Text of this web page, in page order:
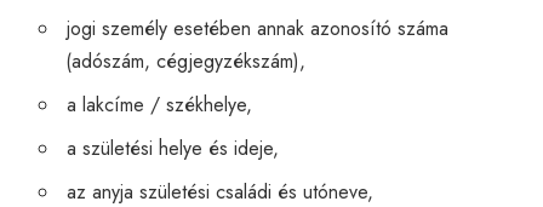
jogi személy esetében annak azonosító száma
(adószám, cégjegyzékszám),
a lakcíme / székhelye,
a születési helye és ideje,
az anyja születési családi és utóneve,